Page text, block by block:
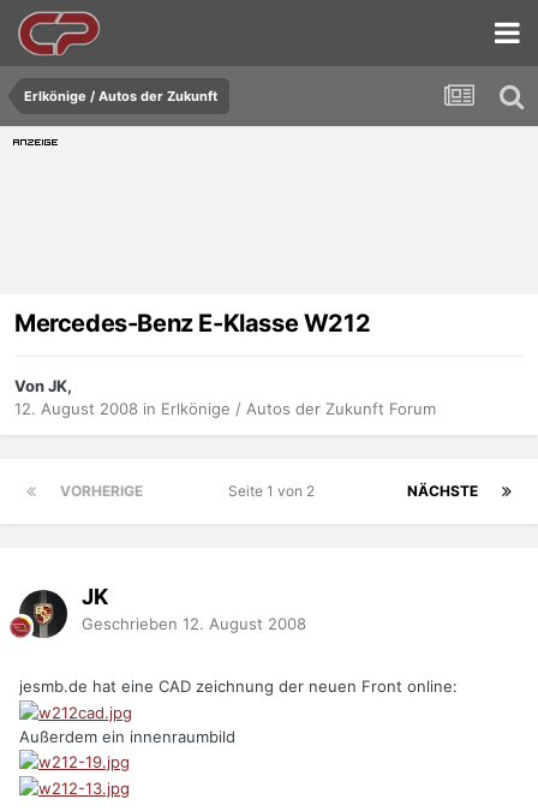
Erlkönige / Autos der Zukunft
Mercedes-Benz E-Klasse W212
Von JK,
12. August 2008 in Erlkönige / Autos der Zukunft Forum
VORHERIGE NÄCHSTE
Seite 1 von 2
JK
Geschrieben 12. August 2008
jesmb.de hat eine CAD zeichnung der neuen Front online:
Außerdem ein innenraumbild